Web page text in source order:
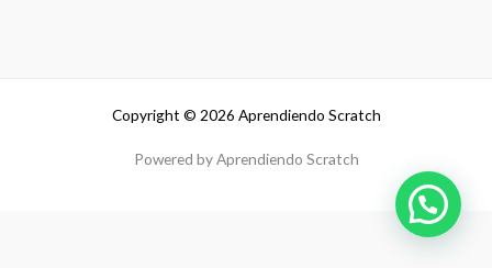
Copyright © 2026 Aprendiendo Scratch
Powered by Aprendiendo Scratch